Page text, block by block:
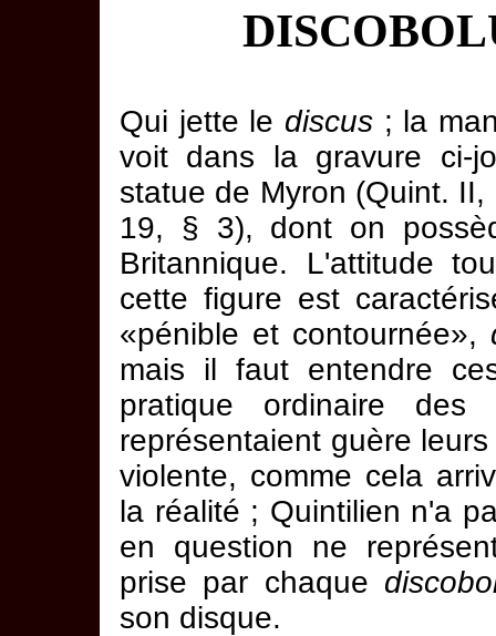
Qui jette le discus; la
voit dans la gravure ci-
statue de Myron (Quint.
19, § 3), dont on
Britannique. L'attitude
cette figure est
«pénible et contournée»,
mais il faut entendre
pratique ordinaire
représentaient guère
violente, comme cela
la réalité ; Quintilien n'a
en question ne
prise par chaque
son disque.